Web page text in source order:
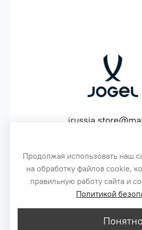
Сайт создан специально по заказу, для
© 2016-2026
Продолжая использовать наш
на обработку файлов cookie,
правильную работу сайта и
Политикой
Понятно